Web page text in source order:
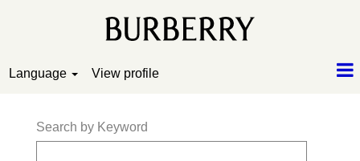
Language View profile
Search by Keyword